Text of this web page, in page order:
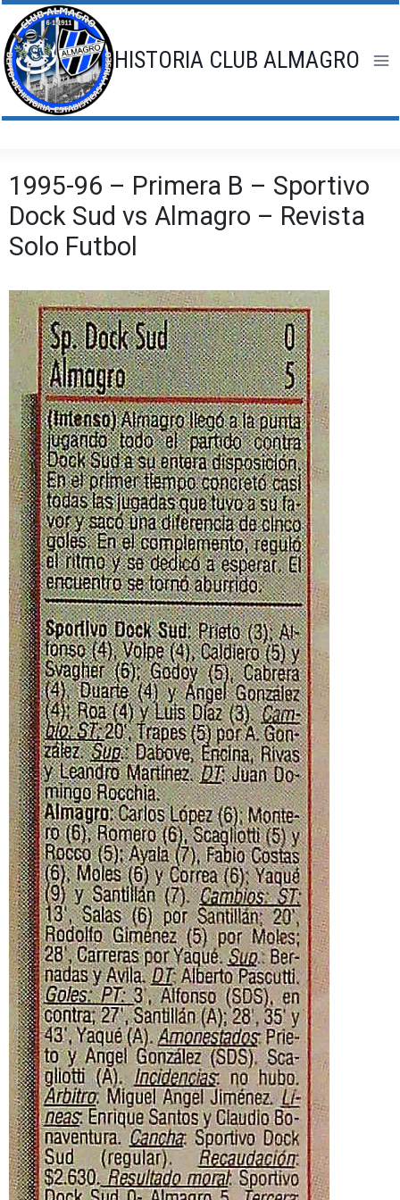
Saltar
al
contenido
HISTORIA CLUB ALMAGRO
1995-96 – Primera B – Sportivo
Dock Sud vs Almagro – Revista
Solo Futbol